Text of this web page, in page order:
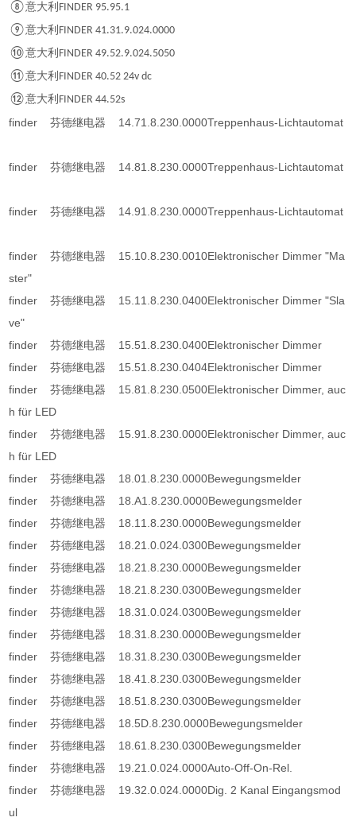
⑧意大利 FINDER 95.95.1
⑨意大利 FINDER 41.31.9.024.0000
⑩意大利 FINDER 49.52.9.024.5050
⑪意大利 FINDER 40.52 24v dc
⑫意大利 FINDER 44.52s
finder 芬德继电器 14.71.8.230.0000Treppenhaus-Lichtautomat
finder 芬德继电器 14.81.8.230.0000Treppenhaus-Lichtautomat
finder 芬德继电器 14.91.8.230.0000Treppenhaus-Lichtautomat
finder 芬德继电器 15.10.8.230.0010Elektronischer Dimmer "Ma
ster"
finder 芬德继电器 15.11.8.230.0400Elektronischer Dimmer "Sla
ve"
finder 芬德继电器 15.51.8.230.0400Elektronischer Dimmer
finder 芬德继电器 15.51.8.230.0404Elektronischer Dimmer
finder 芬德继电器 15.81.8.230.0500Elektronischer Dimmer, auc
h für LED
finder 芬德继电器 15.91.8.230.0000Elektronischer Dimmer, auc
h für LED
finder 芬德继电器 18.01.8.230.0000Bewegungsmelder
finder 芬德继电器 18.A1.8.230.0000Bewegungsmelder
finder 芬德继电器 18.11.8.230.0000Bewegungsmelder
finder 芬德继电器 18.21.0.024.0300Bewegungsmelder
finder 芬德继电器 18.21.8.230.0000Bewegungsmelder
finder 芬德继电器 18.21.8.230.0300Bewegungsmelder
finder 芬德继电器 18.31.0.024.0300Bewegungsmelder
finder 芬德继电器 18.31.8.230.0000Bewegungsmelder
finder 芬德继电器 18.31.8.230.0300Bewegungsmelder
finder 芬德继电器 18.41.8.230.0300Bewegungsmelder
finder 芬德继电器 18.51.8.230.0300Bewegungsmelder
finder 芬德继电器 18.5D.8.230.0000Bewegungsmelder
finder 芬德继电器 18.61.8.230.0300Bewegungsmelder
finder 芬德继电器 19.21.0.024.0000Auto-Off-On-Rel.
finder 芬德继电器 19.32.0.024.0000Dig. 2 Kanal Eingangsmod
ul